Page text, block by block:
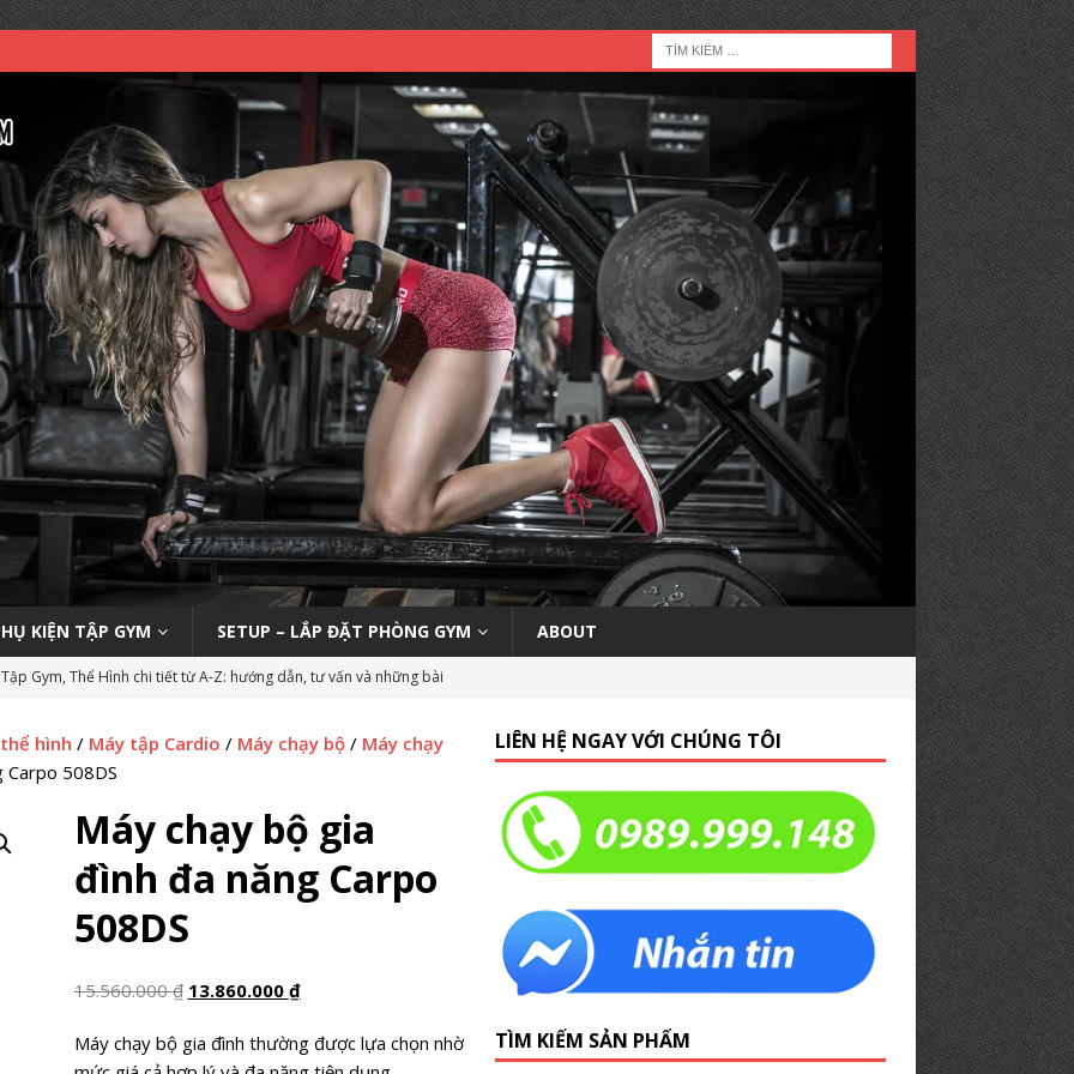
KIỆN TẬP GYM SETUP – LẮP ĐẶT PHÒNG GYM ABOUT
Gym, Thể Hình chi tiết từ A-Z: hướng dẫn, tư vấn và những bài
270 tại phòng gym | Nên hay không nên?
KINH NGHIỆM MỞ
viên Gym (Thể hình – Fitness) tại TP HCM tháng 9/2019
Gym Trên Toàn Quốc
thông: HC Fitness tại TP. Hải Dương
CÁC DỰ ÁN SETUP
hình / Máy tập Cardio / Máy chạy bộ / Máy chạy
Carpo 508DS
Máy chạy bộ gia
đình đa năng Carpo
508DS
15.560.000₫ 13.860.000 ₫
Máy chạy bộ gia đình thường được lựa chọn nhờ
LIÊN HỆ NGAY VỚI CHÚNG TÔI
TÌM KIẾM SẢN PHẨM